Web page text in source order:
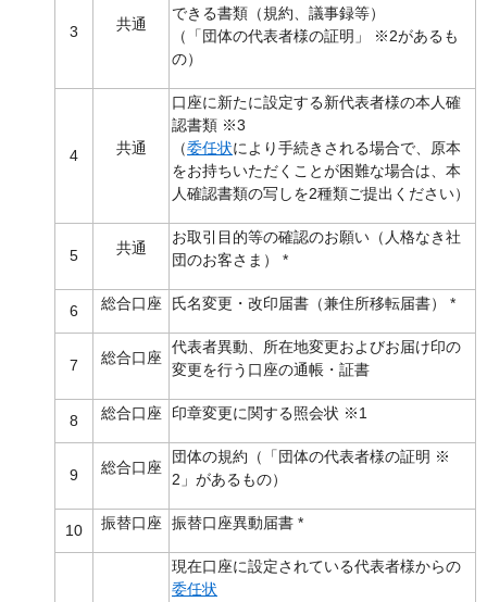
3 共通
できる書類（規約、議事録等）
（「団体の代表者様の証明」 ※2があるも
の）
4 共通
口座に新たに設定する新代表者様の本人確
認書類 ※3
（委任状により手続きされる場合で、原本
をお持ちいただくことが困難な場合は、本
人確認書類の写しを2種類ご提出ください）
5 共通
お取引目的等の確認のお願い（人格なき社
団のお客さま） *
6 総合口座 氏名変更・改印届書（兼住所移転届書） *
7 総合口座
代表者異動、所在地変更およびお届け印の
変更を行う口座の通帳・証書
8 総合口座 印章変更に関する照会状 ※1
9 総合口座
団体の規約（「団体の代表者様の証明 ※
2」があるもの）
10 振替口座 振替口座異動届書 *
現在口座に設定されている代表者様からの
委任状